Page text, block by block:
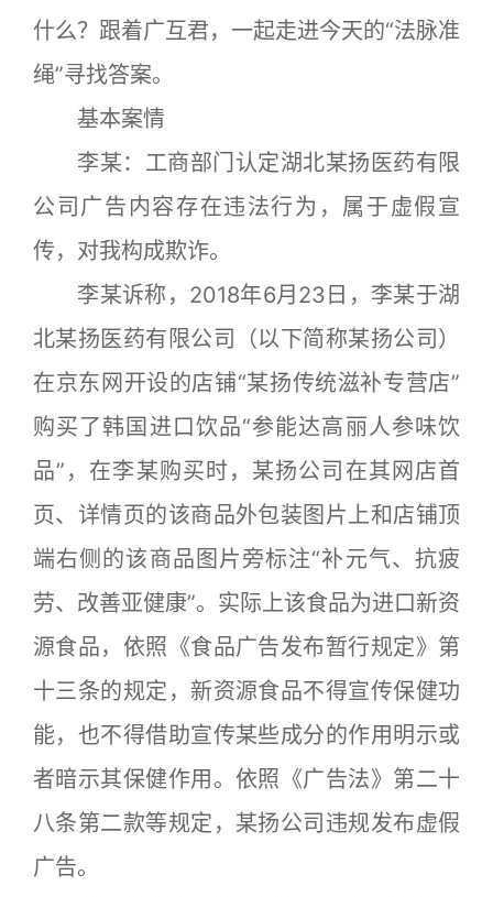
什么？跟着广互君，一起走进今天的“法脉准
绳”寻找答案。
基本案情
李某：工商部门认定湖北某扬医药有限
公司广告内容存在违法行为，属于虚假宣
传，对我构成欺诈。
李某诉称，2018年6月23日，李某于湖
北某扬医药有限公司（以下简称某扬公司）
在京东网开设的店铺“某扬传统滋补专营店”
购买了韩国进口饮品“参能达高丽人参味饮
品”，在李某购买时，某扬公司在其网店首
页、详情页的该商品外包装图片上和店铺顶
端右侧的该商品图片旁标注“补元气、抗疲
劳、改善亚健康”。实际上该食品为进口新资
源食品，依照《食品广告发布暂行规定》第
十三条的规定，新资源食品不得宣传保健功
能，也不得借助宣传某些成分的作用明示或
者暗示其保健作用。依照《广告法》第二十
八条第二款等规定，某扬公司违规发布虚假
广告。